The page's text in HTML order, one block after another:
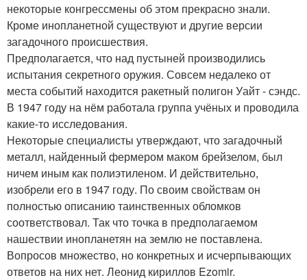
некоторые конгрессмены об этом прекрасно знали.
Кроме инопланетной существуют и другие версии
загадочного происшествия.
Предполагается, что над пустыней производились
испытания секретного оружия. Совсем недалеко от
места событий находится ракетный полигон Уайт - сэндс.
В 1947 году на нём работала группа учёных и проводила
какие-то исследования.
Некоторые специалисты утверждают, что загадочный
металл, найденный фермером маком брейзелом, был
ничем иным как полиэтиленом. И действительно,
изобрели его в 1947 году. По своим свойствам он
полностью описанию таинственных обломков
соответствовал. Так что точка в предполагаемом
нашествии инопланетян на землю не поставлена.
Вопросов множество, но конкретных и исчерпывающих
ответов на них нет. Леонид кириллов Ezomir.